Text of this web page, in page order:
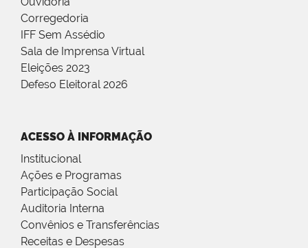
Corregedoria
IFF Sem Assédio
Sala de Imprensa Virtual
Eleições 2023
Defeso Eleitoral 2026
ACESSO À INFORMAÇÃO
Institucional
Ações e Programas
Participação Social
Auditoria Interna
Convênios e Transferências
Receitas e Despesas